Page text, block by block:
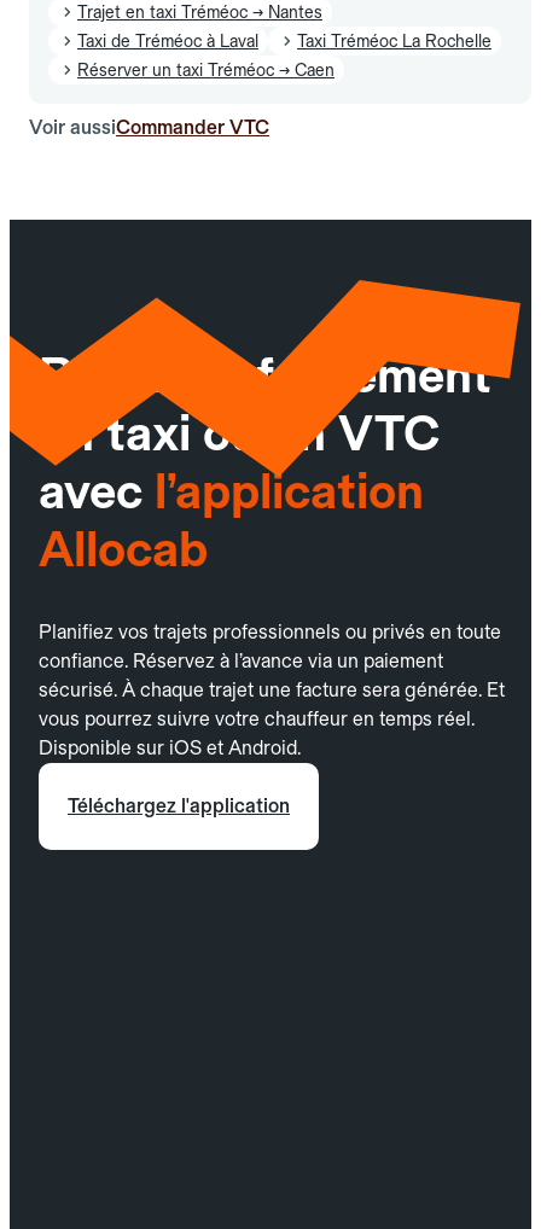
Trajet en taxi Tréméoc → Nantes
Taxi de Tréméoc à Laval
Taxi Tréméoc La Rochelle
Réserver un taxi Tréméoc → Caen
Voir aussiCommander VTC
Réservez facilement
un taxi ou un VTC
avec l’application
Allocab
Planifiez vos trajets professionnels ou privés en toute
confiance. Réservez à l’avance via un paiement
sécurisé. À chaque trajet une facture sera générée. Et
vous pourrez suivre votre chauffeur en temps réel.
Disponible sur iOS et Android.
Téléchargez l'application